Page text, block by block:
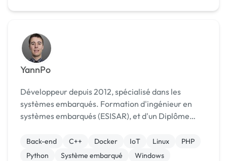
YannPo
Développeur depuis 2012, spécialisé dans les
systèmes embarqués. Formation d'ingénieur en
systèmes embarqués (ESISAR), et d'un Diplôme
Industrielle. Je réalise des sites internet depuis
2012 (p...
Back-end C++ Docker IoT Linux
PHP
Python
Système embarqué
Windows